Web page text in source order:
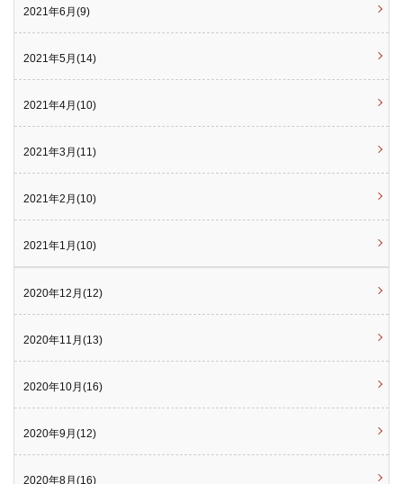
2021年6月(9)
2021年5月(14)
2021年4月(10)
2021年3月(11)
2021年2月(10)
2021年1月(10)
2020年12月(12)
2020年11月(13)
2020年10月(16)
2020年9月(12)
2020年8月(16)